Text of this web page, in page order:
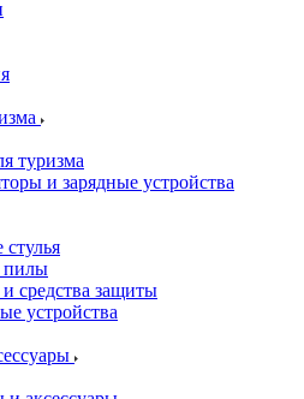
туризма
и зарядные устройства
пилы
средства защиты
устройства